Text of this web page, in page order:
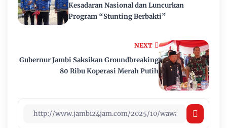
NEXT
Gubernur Jambi Saksikan Groundbreaking
80 Ribu Koperasi Merah Putih
Kesadaran Nasional dan Luncurkan
Program “Stunting Berbakti”